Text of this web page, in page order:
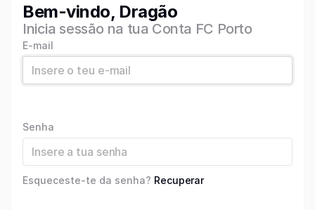
Bem-vindo, Dragão
Inicia sessão na tua Conta FC Porto
E-mail
Senha
Esqueceste-te da senha? Recuperar